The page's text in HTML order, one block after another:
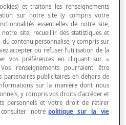
nombre appelé labase
porte le nom de
partie décimale porte le
est un logarithme à base
et traitons les renseignements
sur notre site (y compris votre
essentielles de notre site,
site, recueillir des statistiques et
contenu personnalisé, y compris sur
accepter ou refuser l’utilisation de la
vos préférences en cliquant sur «
renseignements pourraient être
partenaires publicitaires en dehors de
sur la manière dont nous
y compris vos droits d’accéder et
personnels et votre droit de retirer
notre politique sur la vie